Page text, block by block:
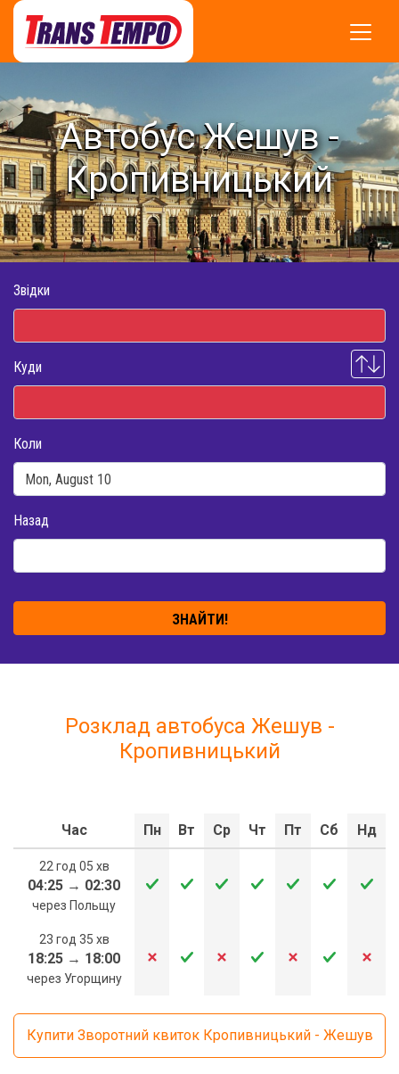
Автобус Жешув -
Кропивницький
Звідки
Куди
Коли
Назад
ЗНАЙТИ!
Розклад автобуса Жешув -
Кропивницький
Час Пн Вт Ср Чт Пт Сб Нд
22 год 05 хв
04:25 → 02:30
через Польщу
23 год 35 хв
18:25 → 18:00
через Угорщину
Купити Зворотний квиток Кропивницький - Жешув